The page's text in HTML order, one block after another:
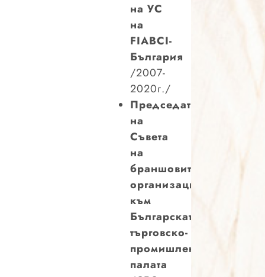
на УС
на
FIABCI-
България
/2007-
2020г./
Председател
на
Съвета
на
браншовите
организации
към
Българската
търговско-
промишлена
палата